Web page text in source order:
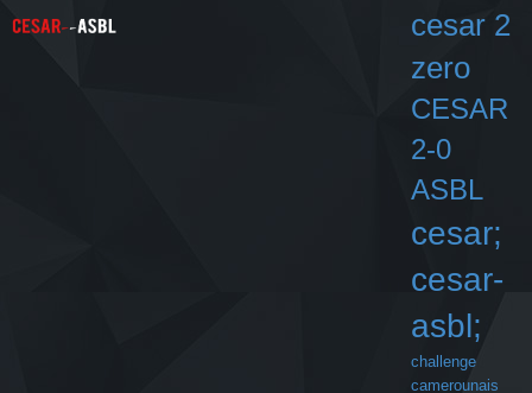
cesar 2
zero
CESAR
2-0
ASBL
cesar;
cesar-
asbl;
challenge
camerounais